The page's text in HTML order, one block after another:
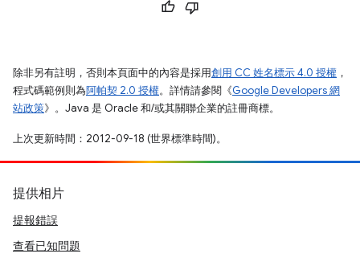
除非另有註明，否則本頁面中的內容是採用創用 CC 姓名標示 4.0 授權 ，
程式碼範例則為阿帕契 2.0 授權。詳情請參閱《Google Developers 網
站政策》。Java 是 Oracle 和/或其關聯企業的註冊商標。
上次更新時間：2012-09-18 (世界標準時間)。
提供相片
提報錯誤
查看已知問題